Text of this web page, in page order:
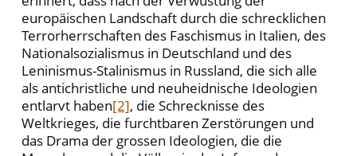
europäischen Landschaft durch die schrecklichen
Terrorherrschaften des Faschismus in Italien, des
Nationalsozialismus in Deutschland und des
Leninismus-Stalinismus in Russland, die sich alle
als antichristliche und neuheidnische Ideologien
entlarvt haben[2], die Schrecknisse des
Weltkrieges, die furchtbaren Zerstörungen und
das Drama der grossen Ideologien, die die